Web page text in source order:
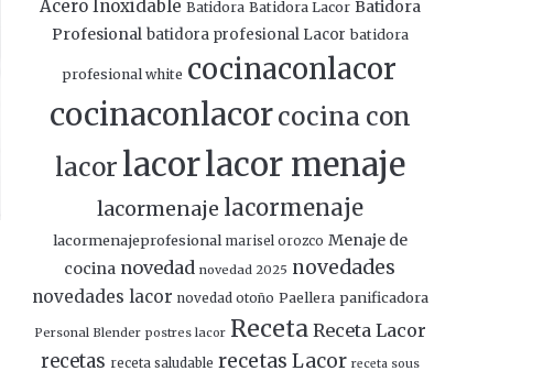
Acero Inoxidable Batidora Batidora Lacor Batidora
Profesional batidora profesional Lacor batidora
profesional white cocinaconlacor
cocinaconlacorcocina con
lacor lacorlacor menaje
lacormenaje lacormenaje
lacormenajeprofesional marisel orozco Menaje de
cocina novedad novedad 2025 novedades
novedades lacor novedad otoño Paellera panificadora
Personal Blender postres lacor Receta Receta Lacor
recetas receta saludable recetas Lacor receta sous